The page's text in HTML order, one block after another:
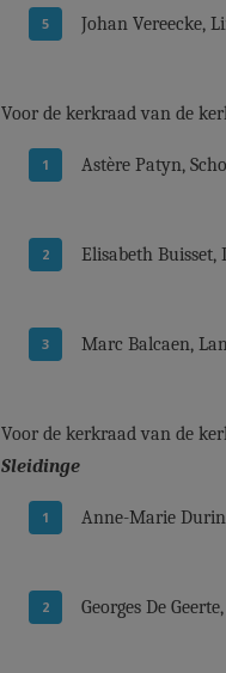
Johan Vereecke,
Voor de kerkraad van de
Astère Patyn,
Elisabeth Buisset,
Marc Balcaen,
Voor de kerkraad van de
Sleidinge
Anne-Marie
Georges De